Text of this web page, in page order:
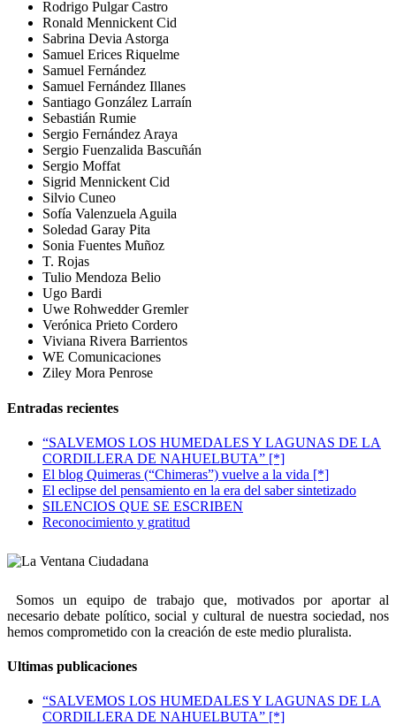
Rodrigo Pulgar Castro
Ronald Mennickent Cid
Sabrina Devia Astorga
Samuel Erices Riquelme
Samuel Fernández
Samuel Fernández Illanes
Santiago González Larraín
Sebastián Rumie
Sergio Fernández Araya
Sergio Fuenzalida Bascuñán
Sergio Moffat
Sigrid Mennickent Cid
Silvio Cuneo
Sofía Valenzuela Aguila
Soledad Garay Pita
Sonia Fuentes Muñoz
T. Rojas
Tulio Mendoza Belio
Ugo Bardi
Uwe Rohwedder Gremler
Verónica Prieto Cordero
Viviana Rivera Barrientos
WE Comunicaciones
Ziley Mora Penrose
Entradas recientes
“SALVEMOS LOS HUMEDALES Y LAGUNAS DE LA
CORDILLERA DE NAHUELBUTA” [*]
El blog Quimeras (“Chimeras”) vuelve a la vida [*]
El eclipse del pensamiento en la era del saber sintetizado
SILENCIOS QUE SE ESCRIBEN
Reconocimiento y gratitud
Somos un equipo de trabajo que, motivados por aportar al
necesario debate político, social y cultural de nuestra sociedad, nos
hemos comprometido con la creación de este medio pluralista.
Ultimas publicaciones
“SALVEMOS LOS HUMEDALES Y LAGUNAS DE LA
CORDILLERA DE NAHUELBUTA” [*]